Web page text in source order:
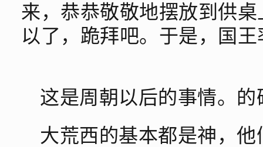
来，恭恭敬敬地摆放到供
以了，跪拜吧。于是，国
这是周朝以后的事情。
大荒西的基本都是神，